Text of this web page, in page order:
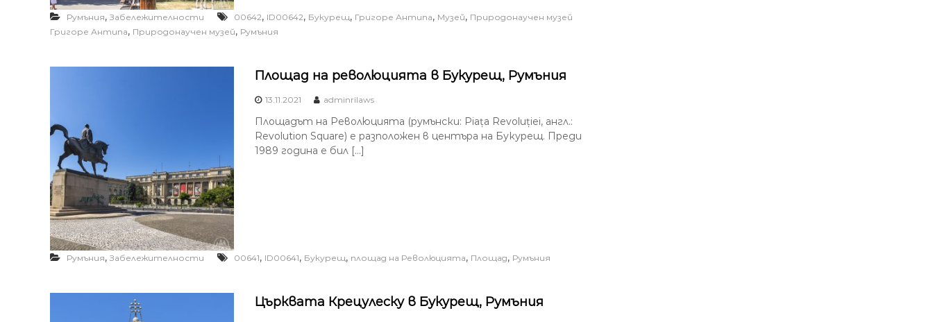
Румъния, Забележителности 00642, ID00642, Букурещ, Григоре Антипа, Музей, Природонаучен музей
Григоре Антипа, Природонаучен музей, Румъния
Площад на революцията в Букурещ, Румъния
13.11.2021 adminrilaws
Площадът на Революцията (румънски: Piața Revoluției, англ.:
Revolution Square) е разположен в центъра на Букурещ. Преди
1989 година е бил […]
Румъния, Забележителности 00641, ID00641, Букурещ, площад на Революцията, Площад, Румъния
Църквата Крецулеску в Букурещ, Румъния